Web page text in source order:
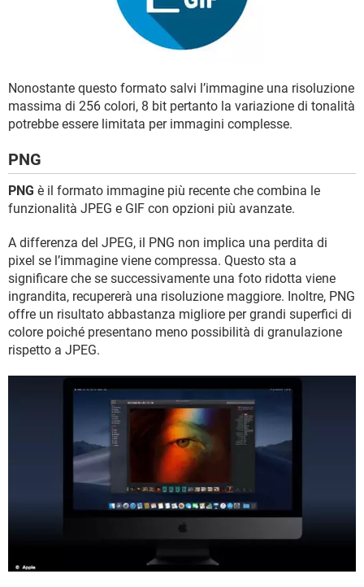
Nonostante questo formato salvi l’immagine una risoluzione
massima di 256 colori, 8 bit pertanto la variazione di tonalità
potrebbe essere limitata per immagini complesse.
PNG
PNG è il formato immagine più recente che combina le
funzionalità JPEG e GIF con opzioni più avanzate.
A differenza del JPEG, il PNG non implica una perdita di
pixel se l’immagine viene compressa. Questo sta a
significare che se successivamente una foto ridotta viene
ingrandita, recupererà una risoluzione maggiore. Inoltre, PNG
offre un risultato abbastanza migliore per grandi superfici di
colore poiché presentano meno possibilità di granulazione
rispetto a JPEG.